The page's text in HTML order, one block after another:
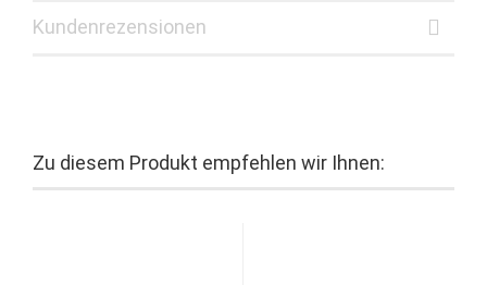
Kundenrezensionen
Zu diesem Produkt empfehlen wir Ihnen: